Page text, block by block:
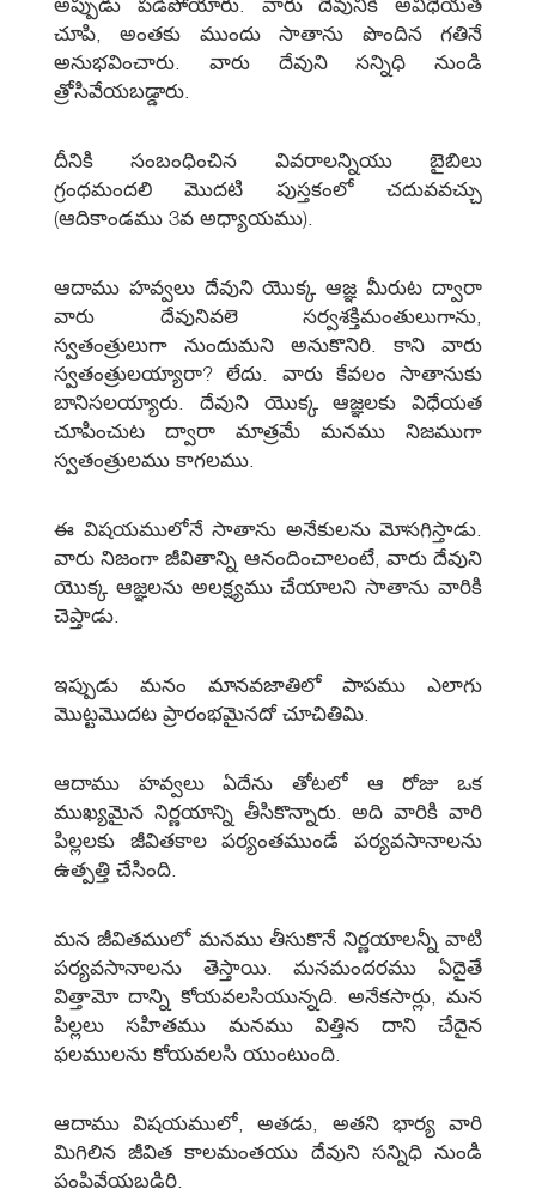
చూపి, అంతకు ముందు సాతాను పొందిన గతినే
అనుభవించారు. వారు దేవుని సన్నిధి నుండి
త్రోసివేయబడ్డారు.
దీనికి సంబంధించిన వివరాలన్నియు బైబిలు
గ్రంధమందలి మొదటి పుస్తకంలో చదువవచ్చు
(ఆదికాండము 3వ అధ్యాయము).
ఆదాము హవ్వలు దేవుని యొక్క ఆజ్ఞ మీరుట ద్వారా
వారు దేవునివలె సర్వశక్తిమంతులుగాను,
స్వతంత్రులుగా నుందుమని అనుకొనిరి. కాని వారు
స్వతంత్రులయ్యారా? లేదు. వారు కేవలం సాతానుకు
బానిసలయ్యారు. దేవుని యొక్క ఆజ్ఞలకు విధేయత
చూపించుట ద్వారా మాత్రమే మనము నిజముగా
స్వతంత్రులము కాగలము.
ఈ విషయములోనే సాతాను అనేకులను మోసగిస్తాడు.
వారు నిజంగా జీవితాన్ని ఆనందించాలంటే, వారు దేవుని
యొక్క ఆజ్ఞలను అలక్ష్యము చేయాలని సాతాను వారికి
చెప్తాడు.
ఇప్పుడు మనం మానవజాతిలో పాపము ఎలాగు
మొట్టమొదట ప్రారంభమైనదో చూచితిమి.
ఆదాము హవ్వలు ఏదేను తోటలో ఆ రోజు ఒక
ముఖ్యమైన నిర్ణయాన్ని తీసికొన్నారు. అది వారికి వారి
పిల్లలకు జీవితకాల పర్యంతముండే పర్యవసానాలను
ఉత్పత్తి చేసింది.
మన జీవితములో మనము తీసుకొనే నిర్ణయాలన్నీ వాటి
పర్యవసానాలను తెస్తాయి. మనమందరము ఏదైతే
విత్తామో దాన్ని కోయవలసియున్నది. అనేకసార్లు, మన
పిల్లలు సహితము మనము విత్తిన దాని చేదైన
ఫలములను కోయవలసి యుంటుంది.
ఆదాము విషయములో, అతడు, అతని భార్య వారి
మిగిలిన జీవిత కాలమంతయు దేవుని సన్నిధి నుండి
పంపివేయబడిరి.